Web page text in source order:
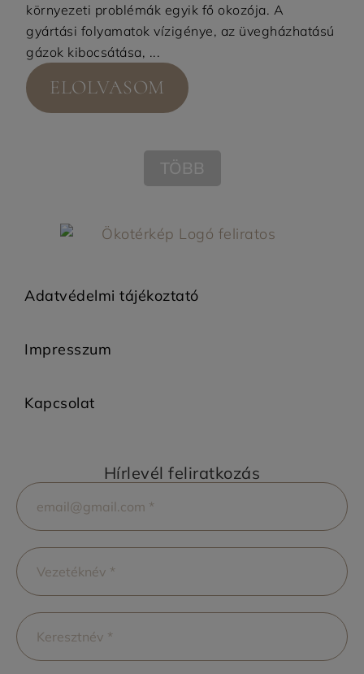
környezeti problémák egyik fő okozója. A
gyártási folyamatok vízigénye, az üvegházhatású
gázok kibocsátása, ...
ELOLVASOM
TÖBB
Adatvédelmi tájékoztató
Impresszum
Kapcsolat
Hírlevél feliratkozás